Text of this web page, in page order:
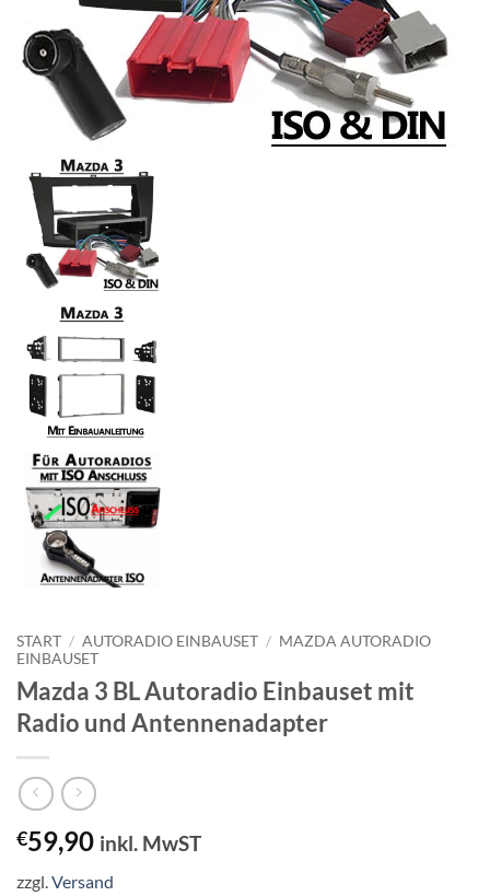
START / AUTORADIO EINBAUSET / MAZDA AUTORADIO
EINBAUSET
Mazda 3 BL Autoradio Einbauset mit
Radio und Antennenadapter
€59,90 inkl. MwST
zzgl.Versand